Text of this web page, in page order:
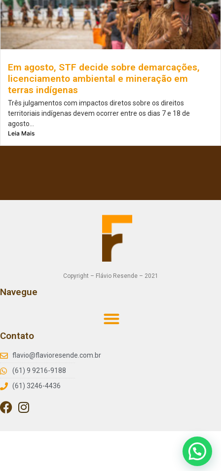
Em agosto, STF decide sobre demarcações,
licenciamento ambiental e mineração em
terras indígenas
Três julgamentos com impactos diretos sobre os direitos
territoriais indígenas devem ocorrer entre os dias 7 e 18 de
agosto...
Leia Mais
Copyright – Flávio Resende – 2021
Navegue
Contato
flavio@flavioresende.com.br
(61) 9 9216-9188
(61) 3246-4436